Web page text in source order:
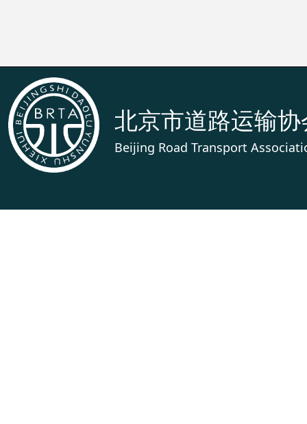
北京市道路运输协
Beijing Road Transport